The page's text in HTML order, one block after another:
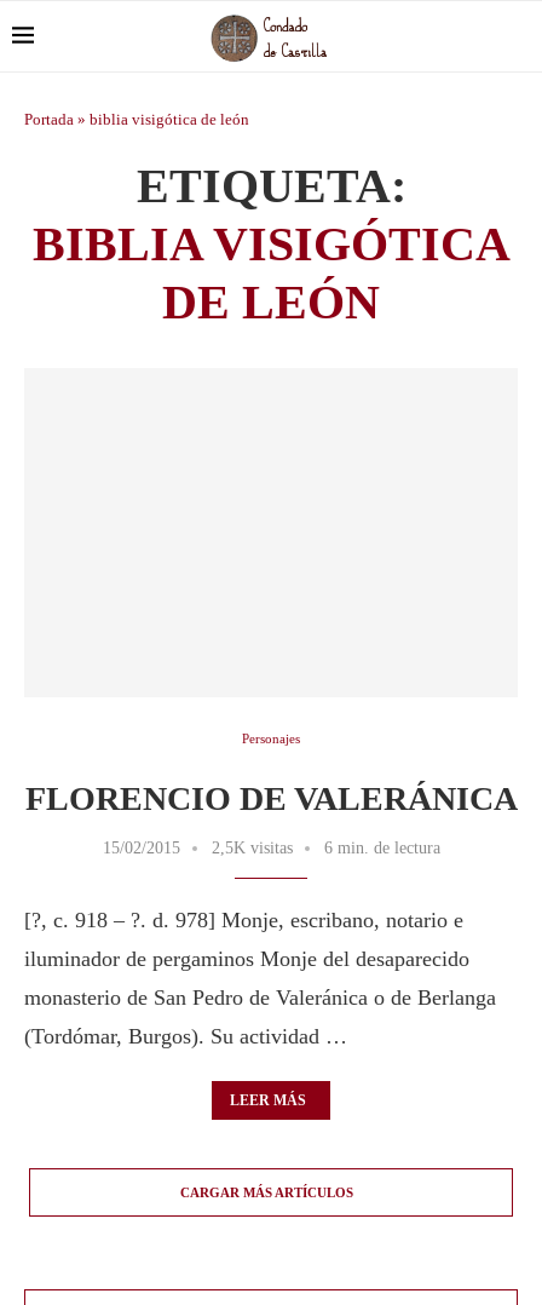
Portada » biblia visigótica de león
ETIQUETA:
BIBLIA VISIGÓTICA
DE LEÓN
Personajes
FLORENCIO DE VALERÁNICA
15/02/2015 2,5K visitas 6 min. de lectura
[?, c. 918 – ?. d. 978] Monje, escribano, notario e
iluminador de pergaminos Monje del desaparecido
monasterio de San Pedro de Valeránica o de Berlanga
(Tordómar, Burgos). Su actividad …
LEER MÁS
CARGAR MÁS ARTÍCULOS